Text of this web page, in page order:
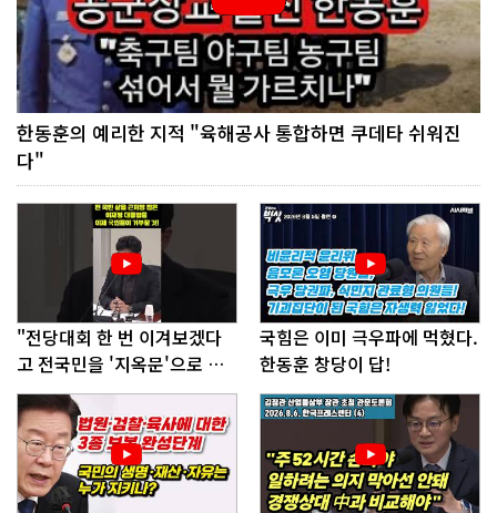
한동훈의 예리한 지적 "육해공사 통합하면 쿠데타 쉬워진
다"
"전당대회 한 번 이겨보겠다
고 전국민을 '지옥문'으로 밀
어!"
국힘은 이미 극우파에 먹혔다.
한동훈 창당이 답!